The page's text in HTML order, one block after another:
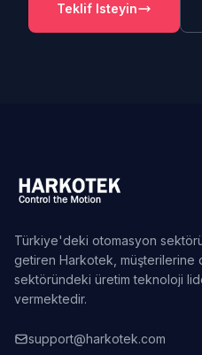
Teklif Isteyin
Türkiye'deki otomasyon
getiren Harkotek, müşterilerine
sektöründeki üretim teknoloji
vermektedir.
support@harkotek.com